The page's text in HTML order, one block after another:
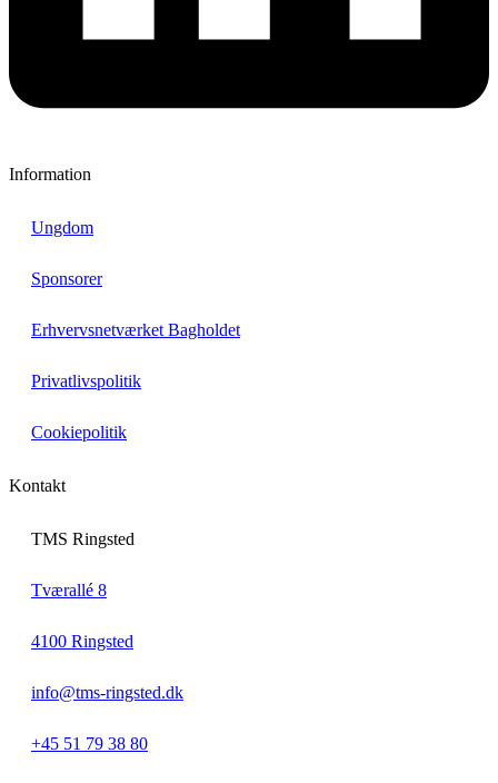
Information
Ungdom
Sponsorer
Erhvervsnetværket Bagholdet
Privatlivspolitik
Cookiepolitik
Kontakt
TMS Ringsted
Tværallé 8
4100 Ringsted
info@tms-ringsted.dk
+45 51 79 38 80